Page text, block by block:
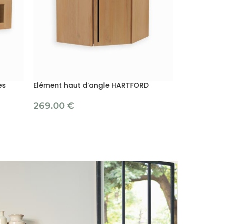
Elément haut d’angle HARTFORD
269.00 €